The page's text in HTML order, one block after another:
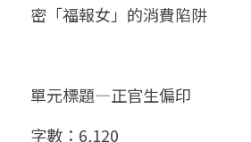
人氣最高
臉書生活
八字視頻
線上直播
八字初階班2
八字中階班
八字完整班
科學八字推理PDF
我的著作
科學八字推理2
批命預約
登錄
註冊
密「福報女」的消費陷阱
單元標題—正官生偏印
字數：6,120
八字線上批命